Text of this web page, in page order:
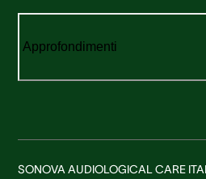
Approfondimenti
SONOVA AUDIOLOGICAL CARE